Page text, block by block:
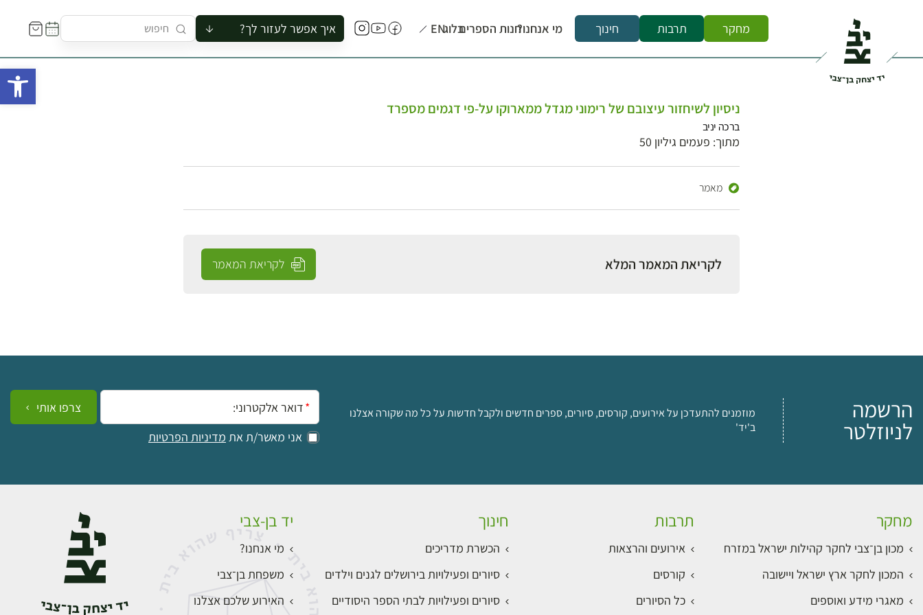
מחקר תרבות חינוך מי אנחנו?חנות הספריםבלוגEN איך אפשר לעזור לך?
להזמין סיור לקבוצה
ניסיון לשיחזור עיצובם של רימוני מגדל ממארוקו על-פי דגמים מספרד
ברכה יניב
מתוך: פעמים גיליון 50
מאמר
לקריאת המאמר המלא לקריאת המאמר
הרשמה
לניוזלטר
מוזמנים להתעדכן על אירועים, קורסים, סיורים, ספרים חדשים ולקבל חדשות על כל מה שקורה אצלנו
ב'יד'
אימייל:
אני מאשר/ת את מדיניות הפרטיות
צרפו אותי
מחקר
מכון בן־צבי לחקר קהילות ישראל במזרח
המכון לחקר ארץ ישראל ויישובה
מאגרי מידע ואוספים
תרבות
אירועים והרצאות
קורסים
כל הסיורים
חינוך
הכשרת מדריכים
סיורים ופעילויות בירושלים לגנים וילדים
סיורים ופעילויות לבתי הספר היסודיים
יד בן-צבי
מי אנחנו?
משפחת בן־צבי
האירוע שלכם אצלנו